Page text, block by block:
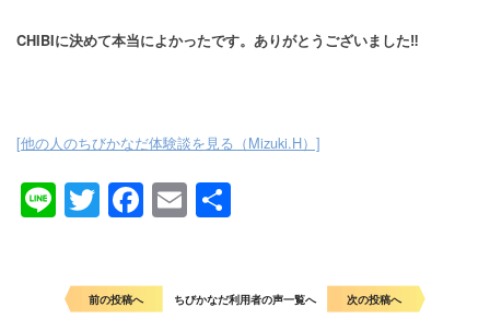
CHIBIに決めて本当によかったです。ありがとうございました‼
[他の人のちびかなだ体験談を見る（Mizuki.H）]
LineTwitterFacebook
Email
前の投稿へ ちびかなだ利用者の声一覧へ 次の投稿へ